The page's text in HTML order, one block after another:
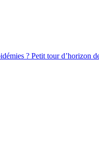
? Petit tour d’horizon